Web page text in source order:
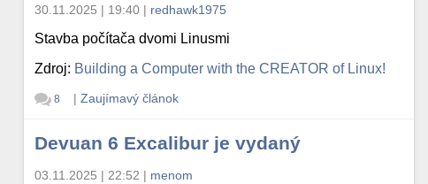
30.11.2025 | 19:40 | redhawk1975
Stavba počítača dvomi Linusmi
Zdroj: Building a Computer with the CREATOR of Linux!
8 | Zaujímavý článok
Devuan 6 Excalibur je vydaný
03.11.2025 | 22:52 | menom